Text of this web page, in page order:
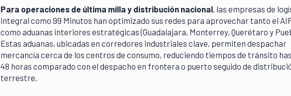
Para operaciones de última milla y distribución nacional, las empresas de
integral como 99 Minutos han optimizado sus redes para aprovechar tanto el
como aduanas interiores estratégicas (Guadalajara, Monterrey, Querétaro y
Estas aduanas, ubicadas en corredores industriales clave, permiten despachar
mercancía cerca de los centros de consumo, reduciendo tiempos de tránsito
48 horas comparado con el despacho en frontera o puerto seguido de
terrestre.